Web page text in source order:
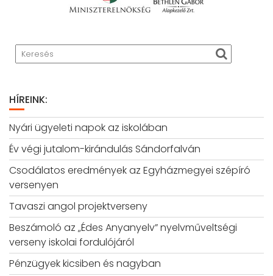
HÍREINK:
Nyári ügyeleti napok az iskolában
Év végi jutalom-kirándulás Sándorfalván
Csodálatos eredmények az Egyházmegyei szépíró
versenyen
Tavaszi angol projektverseny
Beszámoló az „Édes Anyanyelv” nyelvműveltségi
verseny iskolai fordulójáról
Pénzügyek kicsiben és nagyban